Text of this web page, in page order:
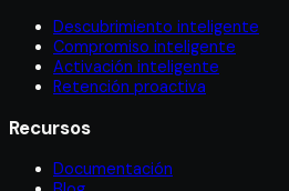
Descubrimiento inteligente
Compromiso inteligente
Activación inteligente
Retención proactiva
Recursos
Documentación